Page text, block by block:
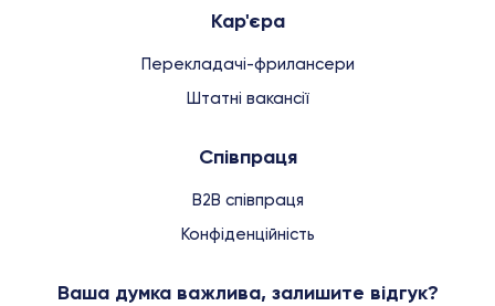
Кар'єра
Перекладачі-фрилансери
Штатні вакансії
Співпраця
B2B співпраця
Конфіденційність
Ваша думка важлива, залишите відгук?